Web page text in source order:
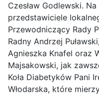
Czesław Godlewski.
przedstawiciele
Przewodniczący Rady
Radny Andrzej
Agnieszka Knafel oraz
Majsakowski, jak
Koła Diabetyków Pani
Włodarska, które